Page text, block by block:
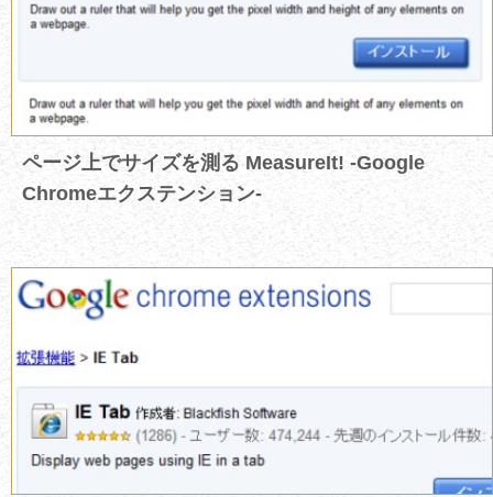
ページ上でサイズを測る MeasureIt! -Google
Chromeエクステンション-